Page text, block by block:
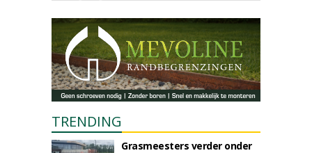
TRENDING
Grasmeesters verder onder